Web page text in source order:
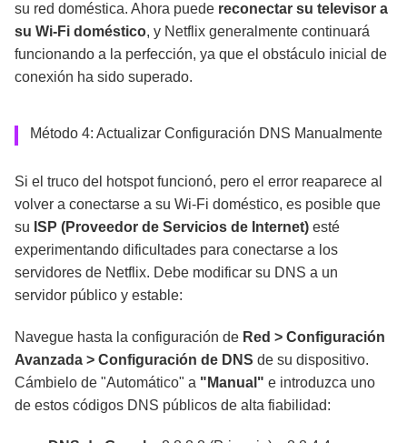
su red doméstica. Ahora puede reconectar su televisor a
su Wi-Fi doméstico, y Netflix generalmente continuará
funcionando a la perfección, ya que el obstáculo inicial de
conexión ha sido superado.
Método 4: Actualizar Configuración DNS Manualmente
Si el truco del hotspot funcionó, pero el error reaparece al
volver a conectarse a su Wi-Fi doméstico, es posible que
su ISP (Proveedor de Servicios de Internet) esté
experimentando dificultades para conectarse a los
servidores de Netflix. Debe modificar su DNS a un
servidor público y estable:
Navegue hasta la configuración de Red > Configuración
Avanzada > Configuración de DNS de su dispositivo.
Cámbielo de "Automático" a "Manual" e introduzca uno
de estos códigos DNS públicos de alta fiabilidad: